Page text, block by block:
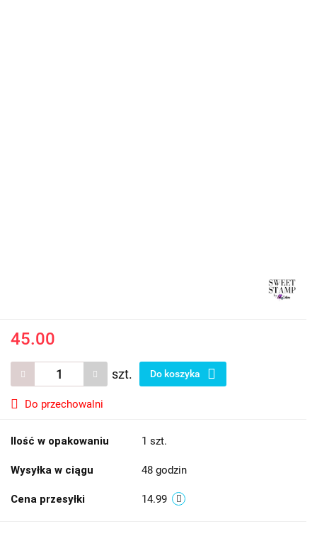
45.00
szt. Do koszyka
Do przechowalni
Ilość w opakowaniu 1 szt.
Wysyłka w ciągu 48 godzin
Cena przesyłki 14.99